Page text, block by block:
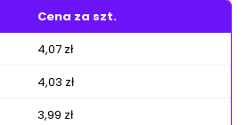
Cena za szt.
4,07 zł
4,03 zł
3,99 zł